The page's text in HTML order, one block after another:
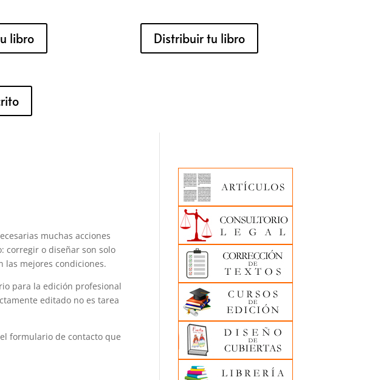
libro Distribuir tu libro
muchas acciones
corregir o diseñar son solo
las mejores condiciones.
para la edición profesional
editado no es tarea
formulario de contacto que